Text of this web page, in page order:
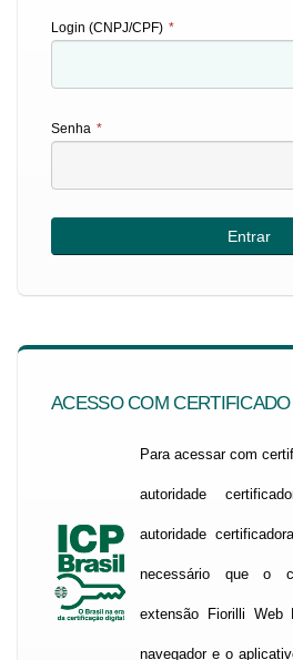
Login (CNPJ/CPF) *
Senha *
ACESSO COM
Para acessar com
autoridade
autoridade
necessário que o
extensão Fiorilli Web
navegador e o